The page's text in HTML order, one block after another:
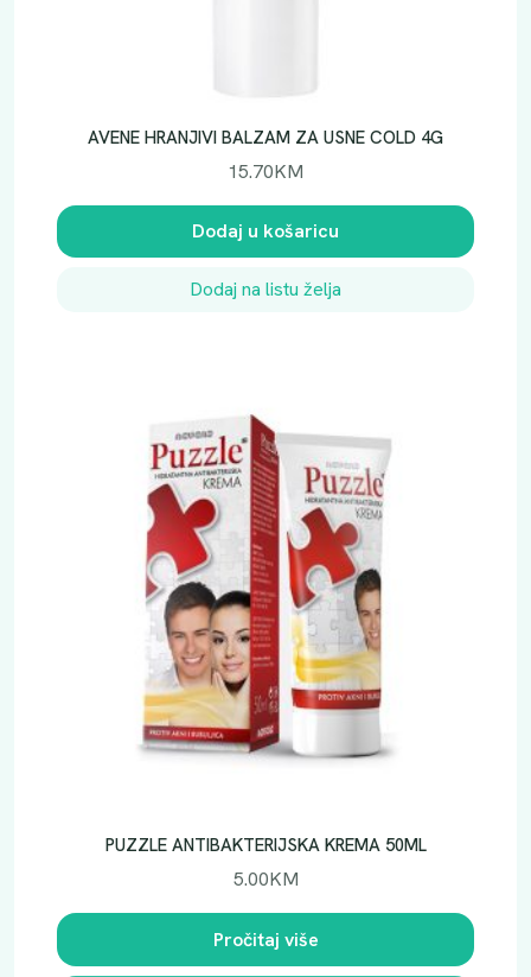
AVENE HRANJIVI BALZAM ZA USNE COLD 4G
15.70KM
Dodaj u košaricu
Dodaj na listu želja
PUZZLE ANTIBAKTERIJSKA KREMA 50ML
5.00KM
Pročitaj više